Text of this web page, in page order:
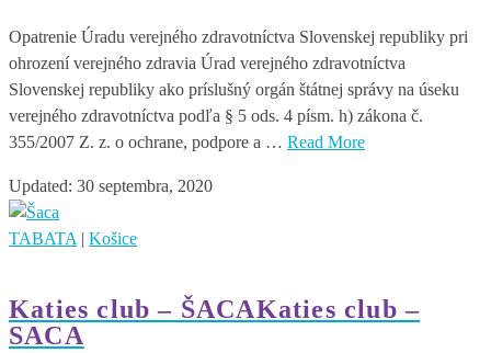
Opatrenie Úradu verejného zdravotníctva Slovenskej republiky pri
ohrození verejného zdravia Úrad verejného zdravotníctva
Slovenskej republiky ako príslušný orgán štátnej správy na úseku
verejného zdravotníctva podľa § 5 ods. 4 písm. h) zákona č.
355/2007 Z. z. o ochrane, podpore a … Read More
Updated: 30 septembra, 2020
TABATA | Košice
Katies club – ŠACAKaties club –
SACA